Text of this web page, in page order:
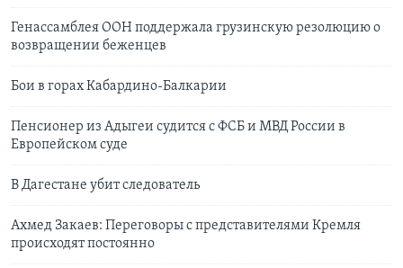
Генассамблея ООН поддержала грузинскую резолюцию о
возвращении беженцев
Бои в горах Кабардино-Балкарии
Пенсионер из Адыгеи судится с ФСБ и МВД России в
Европейском суде
В Дагестане убит следователь
Ахмед Закаев: Переговоры с представителями Кремля
происходят постоянно